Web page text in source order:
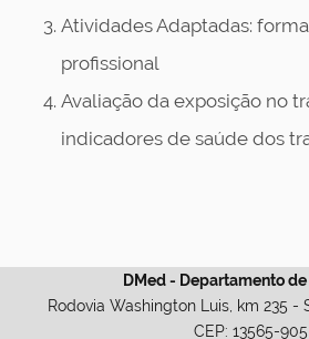
Atividades Adaptadas:
profissional
Avaliação da exposição no
indicadores de saúde dos
DMed - Departamento
Rodovia Washington Luis, km 235 -
CEP: 13565-905